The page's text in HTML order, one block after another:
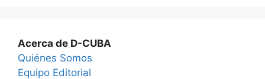
Acerca de D-CUBA
Quiénes Somos
Equipo Editorial